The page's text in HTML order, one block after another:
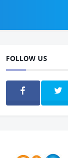
FOLLOW US